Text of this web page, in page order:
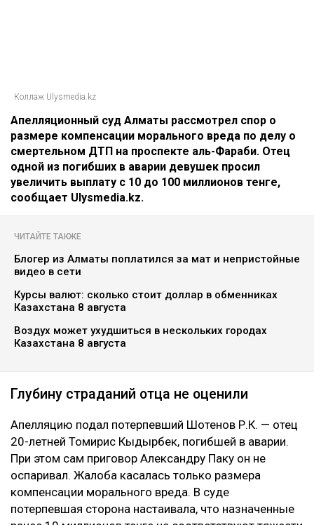
Коллаж Ulysmedia.kz
размере компенсации морального вреда по делу о
смертельном ДТП на проспекте аль-Фараби. Отец
одной из погибших в аварии девушек просил
увеличить выплату с 10 до 100 миллионов тенге,
ЧИТАЙТЕ ТАКЖЕ
Блогер из Алматы поплатился за мат и непристойные
видео в сети
Курсы валют: сколько стоит доллар в обменниках
Казахстана 8 августа
Воздух может ухудшиться в нескольких городах
Казахстана 8 августа